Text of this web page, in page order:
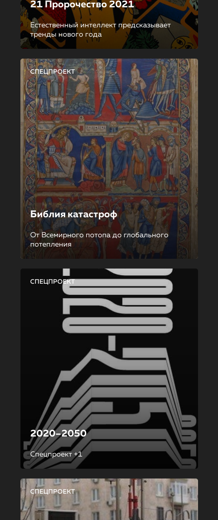
21 Пророчество 2021
Естественный интеллект предсказывает
тренды нового года
СПЕЦПРОЕКТ
Библия катастроф
От Всемирного потопа до глобального
потепления
СПЕЦПРОЕКТ
2020–2050
Спецпроект +1
СПЕЦПРОЕКТ